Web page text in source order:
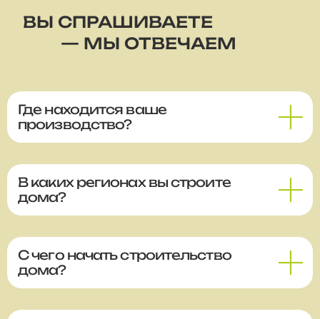
ВЫ СПРАШИВАЕТЕ
— МЫ ОТВЕЧАЕМ
Где находится ваше
производство?
В каких регионах вы строите
дома?
С чего начать строительство
дома?